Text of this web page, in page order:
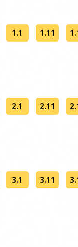
1.1 1.11
2.1 2.11
3.1 3.11